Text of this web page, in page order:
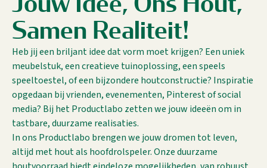
0
Samen Realiteit!
Heb jij een briljant idee dat vorm moet krijgen? Een uniek
meubelstuk, een creatieve tuinoplossing, een speels
speeltoestel, of een bijzondere houtconstructie? Inspiratie
opgedaan bij vrienden, evenementen, Pinterest of social
media? Bij het Productlabo zetten we jouw ideeën om in
tastbare, duurzame realisaties.
In ons Productlabo brengen we jouw dromen tot leven,
altijd met hout als hoofdrolspeler. Onze duurzame